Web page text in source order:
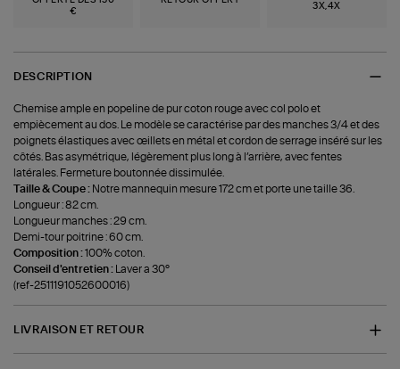
€
3X,4X
DESCRIPTION
Chemise ample en popeline de pur coton rouge avec col polo et
empiècement au dos. Le modèle se caractérise par des manches 3/4 et des
poignets élastiques avec œillets en métal et cordon de serrage inséré sur les
côtés. Bas asymétrique, légèrement plus long à l’arrière, avec fentes
latérales. Fermeture boutonnée dissimulée.
Taille & Coupe : Notre mannequin mesure 172 cm et porte une taille 36.
Longueur : 82 cm.
Longueur manches : 29 cm.
Demi-tour poitrine : 60 cm.
Composition :100% coton.
Conseil d'entretien : Laver a 30°
(ref-2511191052600016)
LIVRAISON ET RETOUR